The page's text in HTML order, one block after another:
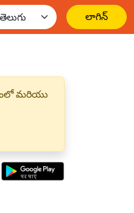
లాగిన్
మరియు